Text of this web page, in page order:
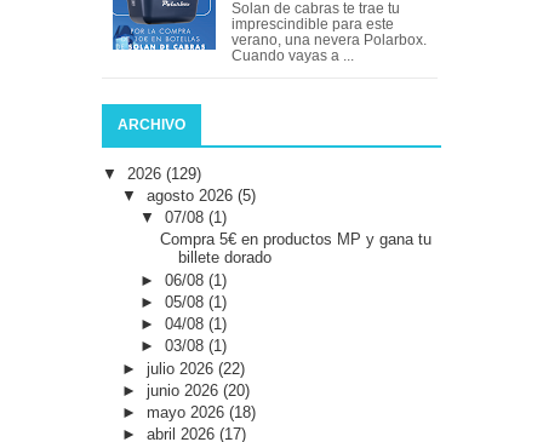
Solan de cabras te trae tu
imprescindible para este
verano, una nevera Polarbox.
Cuando vayas a ...
ARCHIVO
▼ 2026 (129)
▼ agosto 2026 (5)
▼07/08(1)
Compra 5€ en productos MP y gana tu
billete dorado
►06/08(1)
►05/08(1)
►04/08(1)
►03/08(1)
► julio 2026 (22)
► junio 2026 (20)
► mayo 2026 (18)
► abril 2026 (17)